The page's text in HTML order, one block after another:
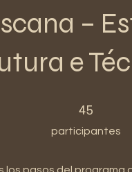
–
e
45
participantes